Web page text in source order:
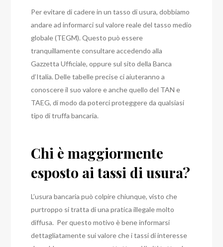
Per evitare di cadere in un tasso di usura, dobbiamo
andare ad informarci sul valore reale del tasso medio
globale (TEGM). Questo può essere
tranquillamente consultare accedendo alla
Gazzetta Ufficiale, oppure sul sito della Banca
d’Italia. Delle tabelle precise ci aiuteranno a
conoscere il suo valore e anche quello del TAN e
TAEG, di modo da poterci proteggere da qualsiasi
tipo di truffa bancaria.
Chi è maggiormente
esposto ai tassi di usura?
L’usura bancaria può colpire chiunque, visto che
purtroppo si tratta di una pratica illegale molto
diffusa. Per questo motivo è bene informarsi
dettagliatamente sui valore che i tassi di interesse